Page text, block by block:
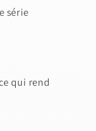
série
qui rend